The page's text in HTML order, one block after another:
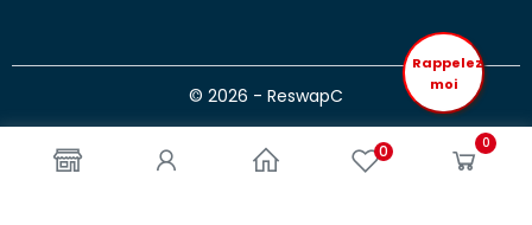
0 0
© 2026 - ReswapC
Rappelez
moi